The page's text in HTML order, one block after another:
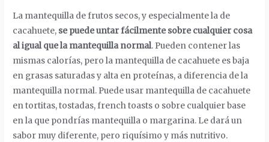
La mantequilla de frutos secos, y especialmente la de
cacahuete, se puede untar fácilmente sobre cualquier cosa
al igual que la mantequilla normal. Pueden contener las
mismas calorías, pero la mantequilla de cacahuete es baja
en grasas saturadas y alta en proteínas, a diferencia de la
mantequilla normal. Puede usar mantequilla de cacahuete
en tortitas, tostadas, french toasts o sobre cualquier base
en la que pondrías mantequilla o margarina. Le dará un
sabor muy diferente, pero riquísimo y más nutritivo.